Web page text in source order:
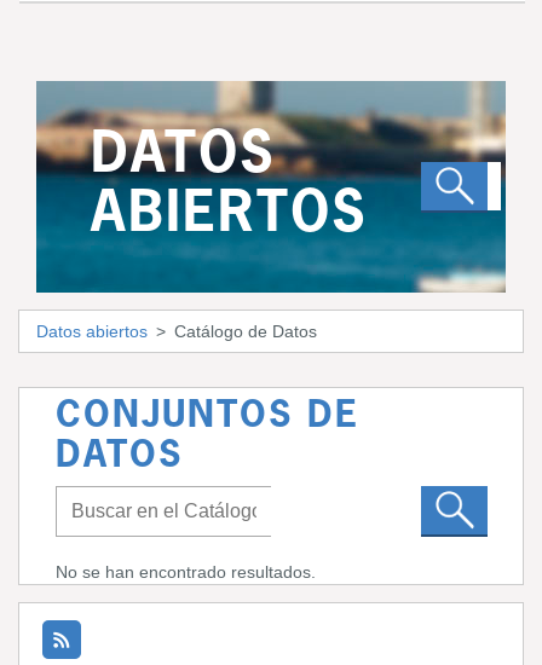
DATOS
ABIERTOS
Datos abiertos Catálogo de Datos
CONJUNTOS DE
DATOS
No se han encontrado resultados.